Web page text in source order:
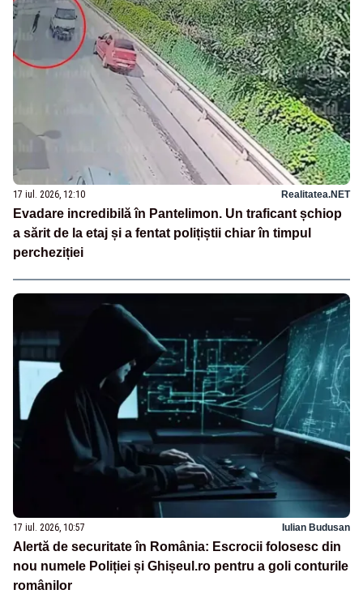
17 iul. 2026, 12:10 Realitatea.NET
Evadare incredibilă în Pantelimon. Un traficant șchiop
a sărit de la etaj și a fentat polițiștii chiar în timpul
percheziției
17 iul. 2026, 10:57 Iulian Budusan
Alertă de securitate în România: Escrocii folosesc din
nou numele Poliției și Ghișeul.ro pentru a goli conturile
românilor